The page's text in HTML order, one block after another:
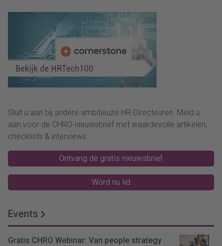
Sluit u aan bij andere ambitieuze HR-Directeuren. Meld u
aan voor de CHRO-nieuwsbrief met waardevolle artikelen,
checklists & interviews.
Ontvang de gratis nieuwsbrief
Word nu lid
Events
Gratis CHRO Webinar: Van people strategy